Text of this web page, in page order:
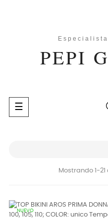
Navegación
de
☰
Mostrando 1-
NUEVO